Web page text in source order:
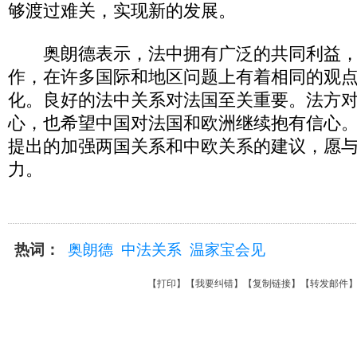
够渡过难关，实现新的发展。
奥朗德表示，法中拥有广泛的共同利益
作，在许多国际和地区问题上有着相同的观
化。良好的法中关系对法国至关重要。法方
心，也希望中国对法国和欧洲继续抱有信心
提出的加强两国关系和中欧关系的建议，愿
力。
热词： 奥朗德 中法关系 温家宝会见
【打印 】【我要纠错】【复制链接】【转发邮件